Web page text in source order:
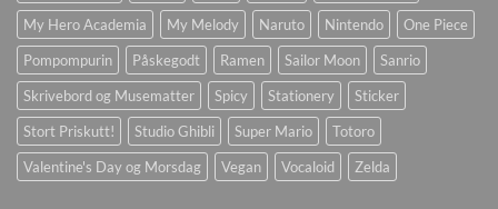
My Hero Academia
My Melody Naruto Nintendo
One Piece
Pompompurin
Påskegodt Ramen Sailor Moon
Sanrio
Skrivebord og Musematter
Spicy Stationery
Sticker
Stort Priskutt!
Studio Ghibli Super Mario
Totoro
Valentine's Day og Morsdag
Vegan Vocaloid Zelda